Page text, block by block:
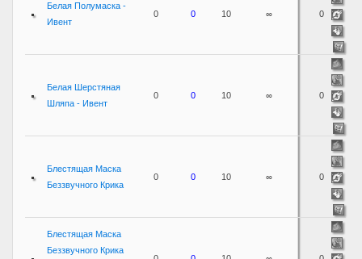
Белая Полумаска -
Ивент
0 0 10 ∞ 0
Белая Шерстяная
Шляпа - Ивент
0 0 10 ∞ 0
Блестящая Маска
Беззвучного Крика
0 0 10 ∞ 0
Блестящая Маска
Беззвучного Крика